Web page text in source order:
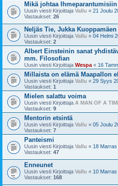
Mikä johtaa Ihmeparantumisiin
Uusin viesti Kirjoittaja Vallu « 21 Joulu
Vastaukset: 26
Neljäs Tie, Jukka
Uusin viesti Kirjoittaja Vallu « 04 Helmi
Vastaukset: 2
Albert Einsteinin sanat
mm. Filosofian
Uusin viesti Kirjoittaja Wespa « 16
Millaista on elämä Maapallon
Uusin viesti Kirjoittaja Vallu « 29 Syys
Vastaukset: 1
Mielen salattu voima
Uusin viesti Kirjoittaja A MAN OF A
Vastaukset: 9
Mentorin etsintä
Uusin viesti Kirjoittaja Vallu « 05 Joulu
Vastaukset: 7
Panteismi
Uusin viesti Kirjoittaja Vallu « 18 Marras
Vastaukset: 47
Enneunet
Uusin viesti Kirjoittaja Vallu « 10 Marras
Vastaukset: 168